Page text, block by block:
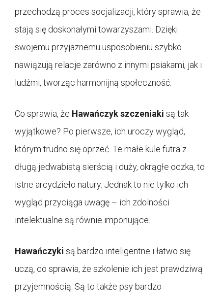
przechodzą proces socjalizacji, który sprawia, że
stają się doskonałymi towarzyszami. Dzięki
swojemu przyjaznemu usposobieniu szybko
nawiązują relacje zarówno z innymi psiakami, jak i
ludźmi, tworząc harmonijną społeczność.
Co sprawia, że Hawańczyk szczeniaki są tak
wyjątkowe? Po pierwsze, ich uroczy wygląd,
którym trudno się oprzeć. Te małe kule futra z
długą jedwabistą sierścią i duży, okrągłe oczka, to
istne arcydzieło natury. Jednak to nie tylko ich
wygląd przyciąga uwagę – ich zdolności
intelektualne są równie imponujące.
Hawańczyki są bardzo inteligentne i łatwo się
uczą, co sprawia, że szkolenie ich jest prawdziwą
przyjemnością. Są to także psy bardzo